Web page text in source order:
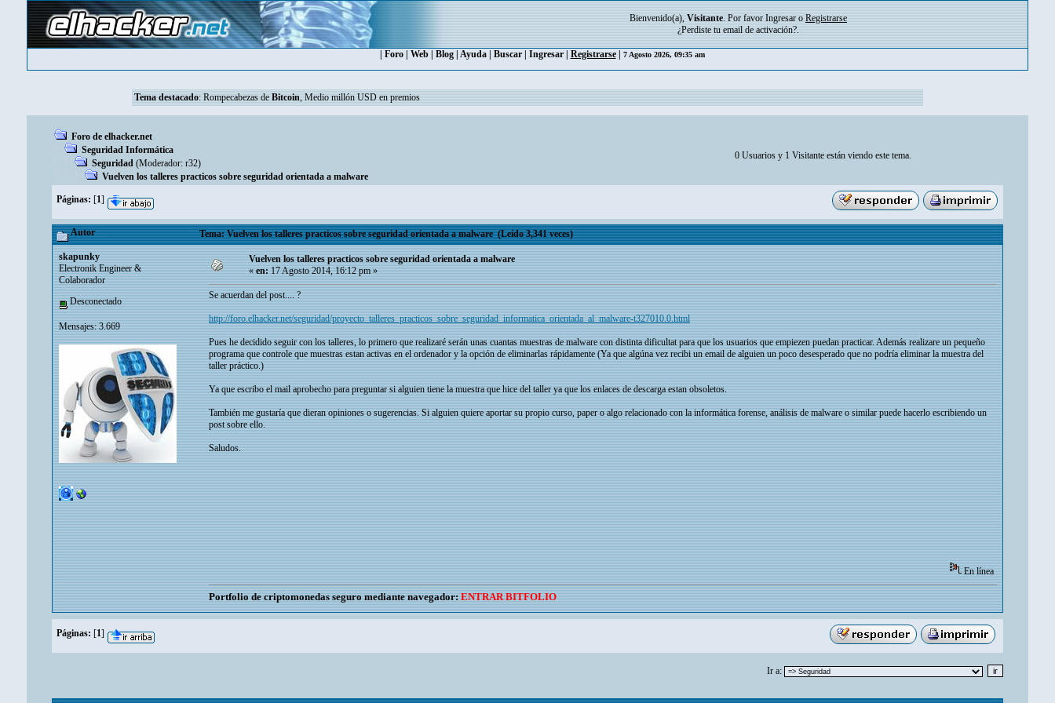
Bienvenido(a), Visitante. Por favor Ingresar o Registrarse
¿Perdiste tu email de activación?.
Foro| Web| Blog| Ayuda| Buscar| Ingresar| Registrarse| 7 Agosto 2026, 09:35 am
Tema destacado: Rompecabezas de Bitcoin, Medio millón USD en premios
Foro de elhacker.net
Seguridad Informática
Seguridad (Moderador: r32)
Vuelven los talleres practicos sobre seguridad orientada a malware
0 Usuarios y 1 Visitante están viendo este tema.
Páginas: [1]
Autor Tema: Vuelven los talleres practicos sobre seguridad orientada a malware (Leído 3,341 veces)
skapunky
Electronik Engineer &
Colaborador
Desconectado
Mensajes: 3.669
Vuelven los talleres practicos sobre seguridad orientada a malware
«en:17 Agosto 2014, 16:12 pm »
Se acuerdan del post.... ?
http://foro.elhacker.net/seguridad/proyecto_talleres_practicos_sobre_seguridad_informatica_orientada_al_malware-t327010.0.html
Pues he decidido seguir con los talleres, lo primero que realizaré serán unas cuantas muestras de malware con distinta dificultat para que los usuarios que empiezen puedan practicar. Además realizare un pequeño
programa que controle que muestras estan activas en el ordenador y la opción de eliminarlas rápidamente (Ya que algúna vez recibi un email de alguien un poco desesperado que no podría eliminar la muestra del
taller práctico.)
Ya que escribo el mail aprobecho para preguntar si alguien tiene la muestra que hice del taller ya que los enlaces de descarga estan obsoletos.
También me gustaría que dieran opiniones o sugerencias. Si alguien quiere aportar su propio curso, paper o algo relacionado con la informática forense, análisis de malware o similar puede hacerlo escribiendo un
post sobre ello.
Saludos.
En línea
Portfolio de criptomonedas seguro mediante navegador:ENTRAR BITFOLIO
Páginas: [1]
Ir a: